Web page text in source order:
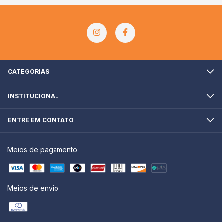
CATEGORIAS
INSTITUCIONAL
ENTRE EM CONTATO
Meios de pagamento
Meios de envio